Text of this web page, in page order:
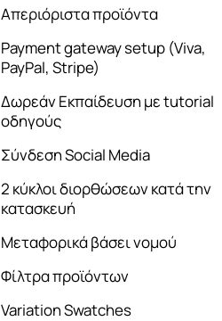
Απεριόριστα προϊόντα
Payment gateway setup (Viva,
PayPal, Stripe)
Δωρεάν Εκπαίδευση με tutorial
οδηγούς
Σύνδεση Social Media​
2 κύκλοι διορθώσεων κατά την
κατασκευή
Μεταφορικά βάσει νομού
Φίλτρα προϊόντων
Variation Swatches